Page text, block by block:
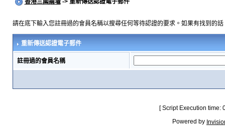
香港三國論壇-> 重新傳送認證電子郵件
請在底下輸入您註冊過的會員名稱以搜尋任何等待認證的要求。如果有找到的
重新傳送認證電子郵件
註冊過的會員名稱
[ Script Execution
Powered by